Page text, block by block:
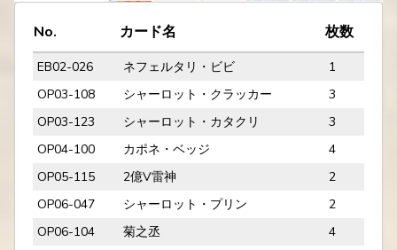
No. カード名 枚数
EB02-026 ネフェルタリ・ビビ
1
OP03-108
シャーロット・クラッカー
3
OP03-123
シャーロット・カタクリ
3
OP04-100
カポネ・ベッジ
4
OP05-115
2億V雷神
2
OP06-047
シャーロット・プリン
2
OP06-104
菊之丞
4